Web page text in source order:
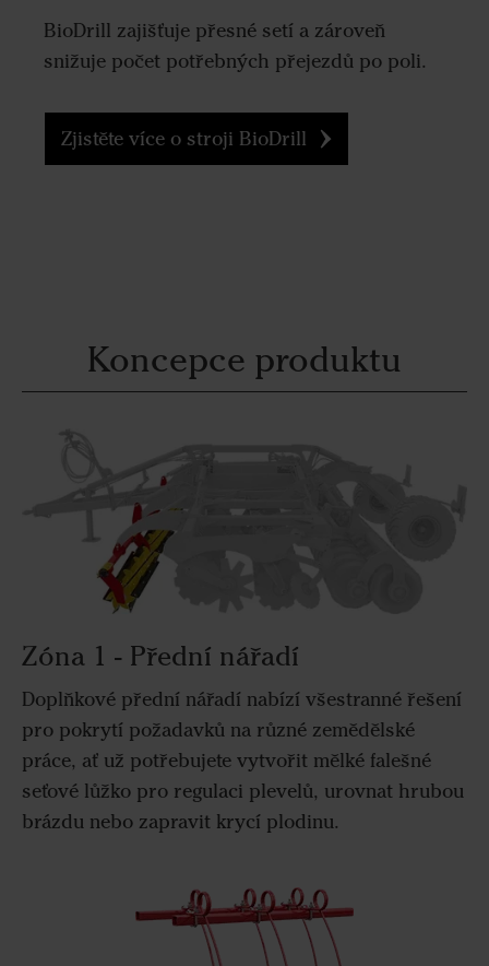
BioDrill zajišťuje přesné setí a zároveň
snižuje počet potřebných přejezdů po poli.
Zjistěte více o stroji BioDrill
Koncepce produktu
Zóna 1 - Přední nářadí
Doplňkové přední nářadí nabízí všestranné řešení
pro pokrytí požadavků na různé zemědělské
práce, ať už potřebujete vytvořit mělké falešné
seťové lůžko pro regulaci plevelů, urovnat hrubou
brázdu nebo zapravit krycí plodinu.